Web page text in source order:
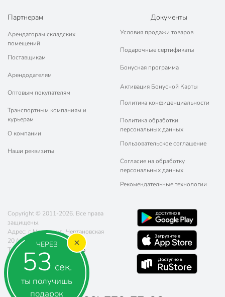
ЧЕРЕЗ
52 сек.
ты получишь
подарок
Партнерам
Арендаторам складских
помещений
Поставщикам
Арендодателям
Оптовым покупателям
Транспортным компаниям и
курьерам
О компании
Наши реквизиты
Документы
Условия продажи товаров
Подарочные сертификаты
Бонусная программа
Активация Бонусной Карты
Политика конфиденциальности
Политика обработки
персональных данных
Пользовательское соглашение
Согласие на обработку
персональных данных
Рекомендательные технологии
Copyright © 2011-2026. Все права
защищены.
Адрес: г. Москва, ул. Чертановская
20 (метро Южная)
Телефон:
8 (800) 770-77-06
Почта:sales@poryadok.ru